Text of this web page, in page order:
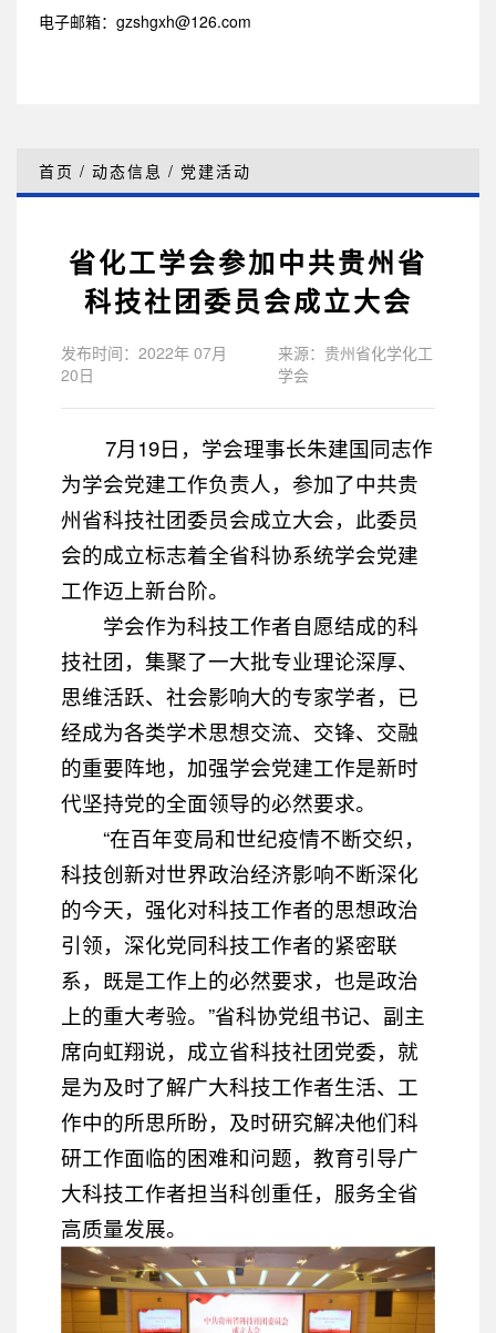
电子邮箱：gzshgxh@126.com
首页 / 动态信息 / 党建活动
省化工学会参加中共贵州省
科技社团委员会成立大会
发布时间：2022年 07月
20日
来源：贵州省化学化工
学会
7月19日，学会理事长朱建国同志作
为学会党建工作负责人，参加了中共贵
州省科技社团委员会成立大会，此委员
会的成立标志着全省科协系统学会党建
工作迈上新台阶。
学会作为科技工作者自愿结成的科
技社团，集聚了一大批专业理论深厚、
思维活跃、社会影响大的专家学者，已
经成为各类学术思想交流、交锋、交融
的重要阵地，加强学会党建工作是新时
代坚持党的全面领导的必然要求。
“在百年变局和世纪疫情不断交织，
科技创新对世界政治经济影响不断深化
的今天，强化对科技工作者的思想政治
引领，深化党同科技工作者的紧密联
系，既是工作上的必然要求，也是政治
上的重大考验。”省科协党组书记、副主
席向虹翔说，成立省科技社团党委，就
是为及时了解广大科技工作者生活、工
作中的所思所盼，及时研究解决他们科
研工作面临的困难和问题，教育引导广
大科技工作者担当科创重任，服务全省
高质量发展。